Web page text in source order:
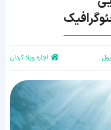
اجاره ویلا کردان